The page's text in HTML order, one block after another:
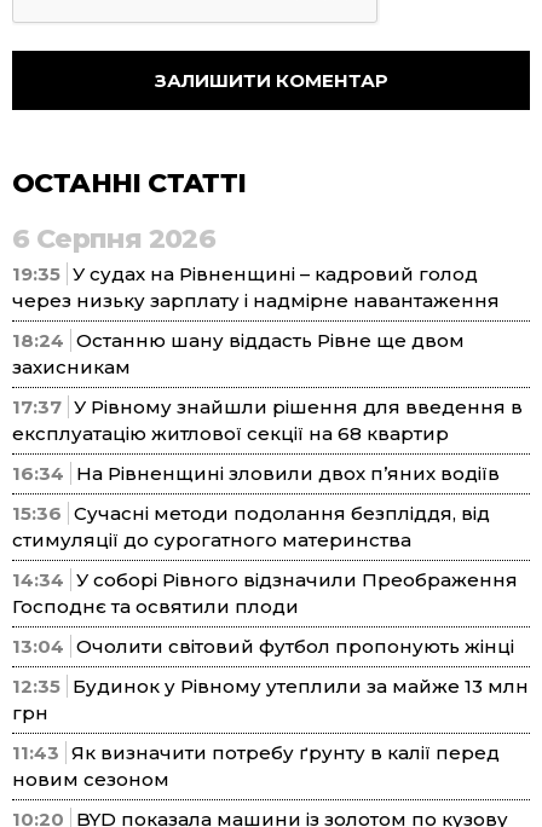
ОСТАННІ СТАТТІ
6 Серпня 2026
19:35 У судах на Рівненщині – кадровий голод
через низьку зарплату і надмірне навантаження
18:24 Останню шану віддасть Рівне ще двом
захисникам
17:37 У Рівному знайшли рішення для введення в
експлуатацію житлової секції на 68 квартир
16:34
На Рівненщині зловили двох п’яних водіїв
15:36 Сучасні методи подолання безпліддя, від
стимуляції до сурогатного материнства
14:34 У соборі Рівного відзначили Преображення
Господнє та освятили плоди
13:04 Очолити світовий футбол пропонують жінці
12:35 Будинок у Рівному утеплили за майже 13 млн
грн
11:43 Як визначити потребу ґрунту в калії перед
новим сезоном
10:20
BYD показала машини із золотом по кузову